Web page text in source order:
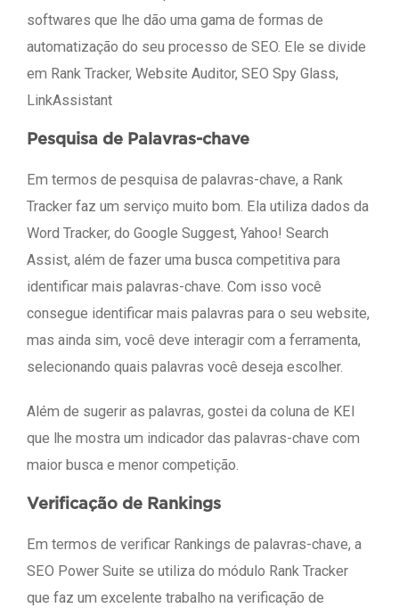
softwares que lhe dão uma gama de formas de
automatização do seu processo de SEO. Ele se divide
em Rank Tracker, Website Auditor, SEO Spy Glass,
LinkAssistant
Pesquisa de Palavras-chave
Em termos de pesquisa de palavras-chave, a Rank
Tracker faz um serviço muito bom. Ela utiliza dados da
Word Tracker, do Google Suggest, Yahoo! Search
Assist, além de fazer uma busca competitiva para
identificar mais palavras-chave. Com isso você
consegue identificar mais palavras para o seu website,
mas ainda sim, você deve interagir com a ferramenta,
selecionando quais palavras você deseja escolher.
Além de sugerir as palavras, gostei da coluna de KEI
que lhe mostra um indicador das palavras-chave com
maior busca e menor competição.
Verificação de Rankings
Em termos de verificar Rankings de palavras-chave, a
SEO Power Suite se utiliza do módulo Rank Tracker
que faz um excelente trabalho na verificação de